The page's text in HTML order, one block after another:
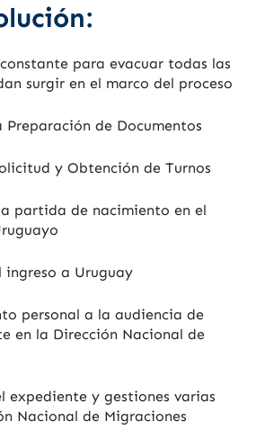
para evacuar todas las
surgir en el marco del proceso
Preparación de Documentos
y Obtención de Turnos
partida de nacimiento en el
ingreso a Uruguay
personal a la audiencia de
en la Dirección Nacional de
expediente y gestiones varias
Nacional de Migraciones